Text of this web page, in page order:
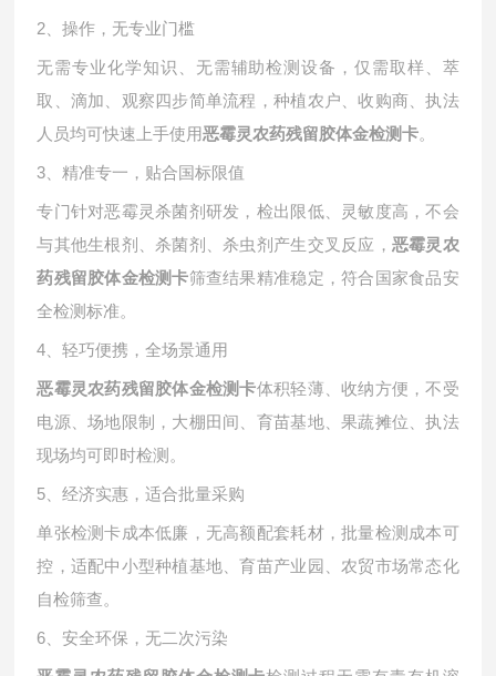
2、操作，无专业门槛
无需专业化学知识、无需辅助检测设备，仅需取样、萃
取、滴加、观察四步简单流程，种植农户、收购商、执法
人员均可快速上手使用恶霉灵农药残留胶体金检测卡。
3、精准专一，贴合国标限值
专门针对恶霉灵杀菌剂研发，检出限低、灵敏度高，不会
与其他生根剂、杀菌剂、杀虫剂产生交叉反应， 恶霉灵农
药残留胶体金检测卡筛查结果精准稳定，符合国家食品安
全检测标准。
4、轻巧便携，全场景通用
恶霉灵农药残留胶体金检测卡体积轻薄、收纳方便，不受
电源、场地限制，大棚田间、育苗基地、果蔬摊位、执法
现场均可即时检测。
5、经济实惠，适合批量采购
单张检测卡成本低廉，无高额配套耗材，批量检测成本可
控，适配中小型种植基地、育苗产业园、农贸市场常态化
自检筛查。
6、安全环保，无二次污染